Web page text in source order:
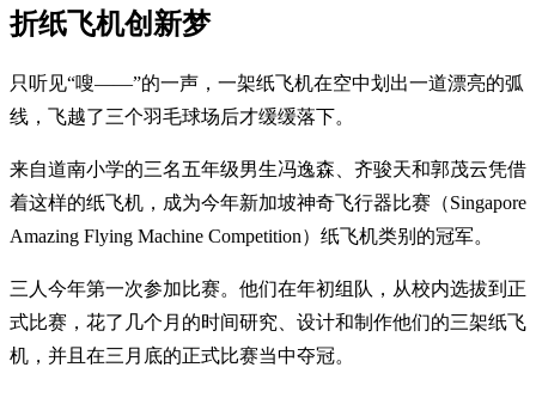
折纸飞机创新梦
只听见“嗖——”的一声，一架纸飞机在空中划出一道漂亮的弧
线，飞越了三个羽毛球场后才缓缓落下。
来自道南小学的三名五年级男生冯逸森、齐骏天和郭茂云凭借
着这样的纸飞机，成为今年新加坡神奇飞行器比赛（Singapore
Amazing Flying Machine Competition）纸飞机类别的冠军。
三人今年第一次参加比赛。他们在年初组队，从校内选拔到正
式比赛，花了几个月的时间研究、设计和制作他们的三架纸飞
机，并且在三月底的正式比赛当中夺冠。